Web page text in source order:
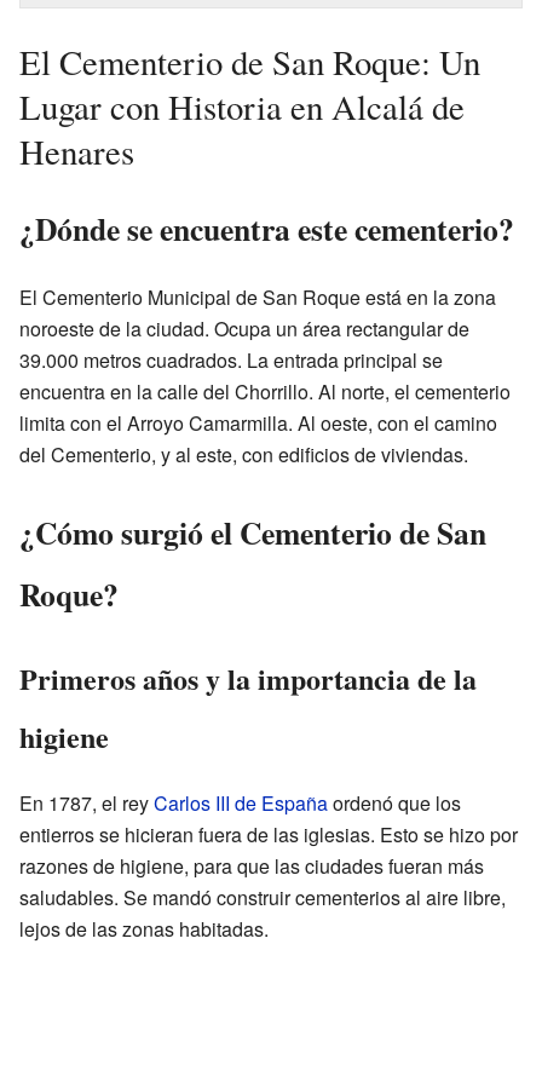
El Cementerio de San Roque: Un
Lugar con Historia en Alcalá de
Henares
¿Dónde se encuentra este cementerio?
El Cementerio Municipal de San Roque está en la zona
noroeste de la ciudad. Ocupa un área rectangular de
39.000 metros cuadrados. La entrada principal se
encuentra en la calle del Chorrillo. Al norte, el cementerio
limita con el Arroyo Camarmilla. Al oeste, con el camino
del Cementerio, y al este, con edificios de viviendas.
¿Cómo surgió el Cementerio de San
Roque?
Primeros años y la importancia de la
higiene
En 1787, el reyCarlos III de Españaordenó que los
entierros se hicieran fuera de las iglesias. Esto se hizo por
razones de higiene, para que las ciudades fueran más
saludables. Se mandó construir cementerios al aire libre,
lejos de las zonas habitadas.